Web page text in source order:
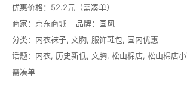
优惠价格： 52.2元（需凑单）
商家： 京东商城 品牌： 国风
分类： 内衣袜子, 文胸, 服饰鞋包, 国内优惠
话题： 内衣, 历史新低, 文胸, 松山棉店, 松山棉店
需凑单